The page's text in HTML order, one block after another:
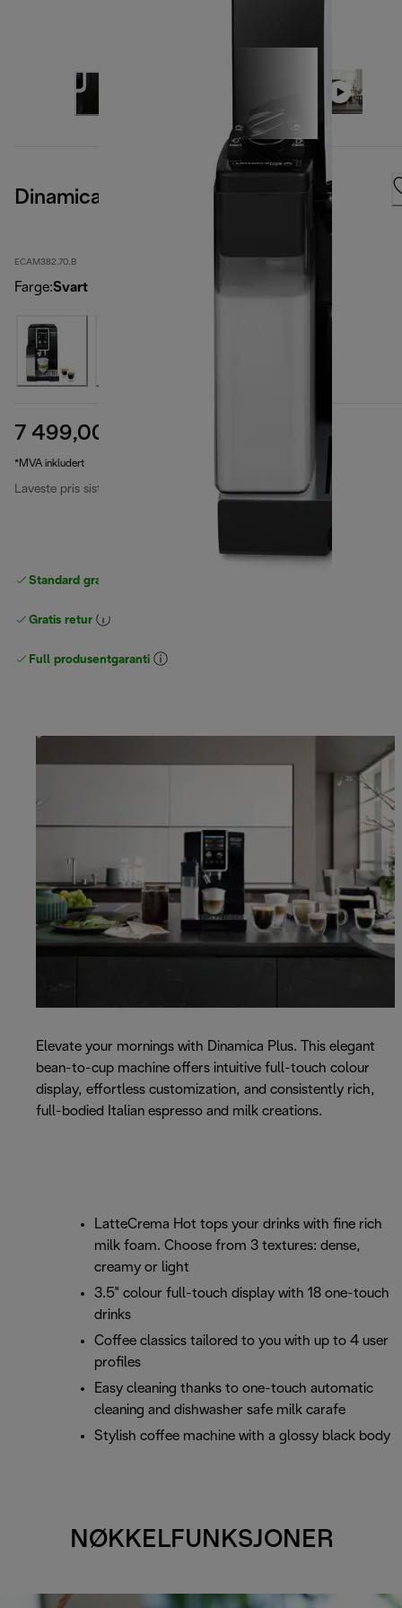
Dinamica Plus, Black
ECAM382.70.B
Farge:Svart
7 499,00 kr
*MVA inkludert
Laveste pris siste 30 dager 7 999,00 kr(-6 %)
Standard gratis levering
Gratis retur
Full produsentgaranti
Elevate your mornings with Dinamica Plus. This elegant
bean-to-cup machine offers intuitive full-touch colour
display, effortless customization, and consistently rich,
full-bodied Italian espresso and milk creations.
LatteCrema Hot tops your drinks with fine rich
milk foam. Choose from 3 textures: dense,
creamy or light
3.5" colour full-touch display with 18 one-touch
drinks
Coffee classics tailored to you with up to 4 user
profiles
Easy cleaning thanks to one-touch automatic
cleaning and dishwasher safe milk carafe
Stylish coffee machine with a glossy black body
NØKKELFUNKSJONER